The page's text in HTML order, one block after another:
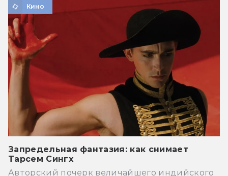
Кино
Запредельная фантазия: как снимает
Тарсем Сингх
Авторский почерк величайшего индийского